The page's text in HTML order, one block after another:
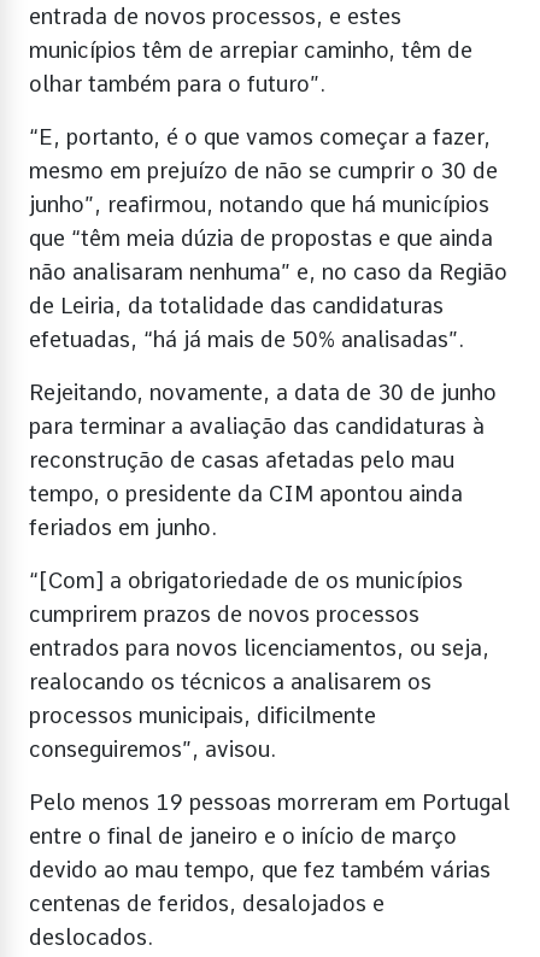
entrada de novos processos, e estes
municípios têm de arrepiar caminho, têm de
olhar também para o futuro”.
“E, portanto, é o que vamos começar a fazer,
mesmo em prejuízo de não se cumprir o 30 de
junho”, reafirmou, notando que há municípios
que “têm meia dúzia de propostas e que ainda
não analisaram nenhuma” e, no caso da Região
de Leiria, da totalidade das candidaturas
efetuadas, “há já mais de 50% analisadas”.
Rejeitando, novamente, a data de 30 de junho
para terminar a avaliação das candidaturas à
reconstrução de casas afetadas pelo mau
tempo, o presidente da CIM apontou ainda
feriados em junho.
“[Com] a obrigatoriedade de os municípios
cumprirem prazos de novos processos
entrados para novos licenciamentos, ou seja,
realocando os técnicos a analisarem os
processos municipais, dificilmente
conseguiremos”, avisou.
Pelo menos 19 pessoas morreram em Portugal
entre o final de janeiro e o início de março
devido ao mau tempo, que fez também várias
centenas de feridos, desalojados e
deslocados.